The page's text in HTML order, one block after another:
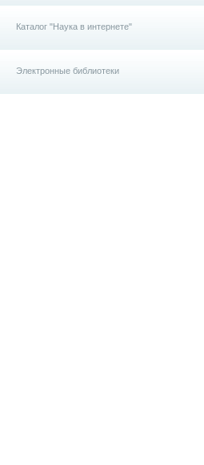
Каталог "Наука в интернете"
Электронные библиотеки